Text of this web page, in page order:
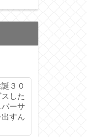
３０
した
ーサ
すん